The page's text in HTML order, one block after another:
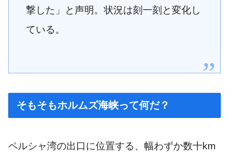
撃した」と声明。状況は刻一刻と変化し
ている。
そもそもホルムズ海峡って何だ？
ペルシャ湾の出口に位置する、幅わずか数十km